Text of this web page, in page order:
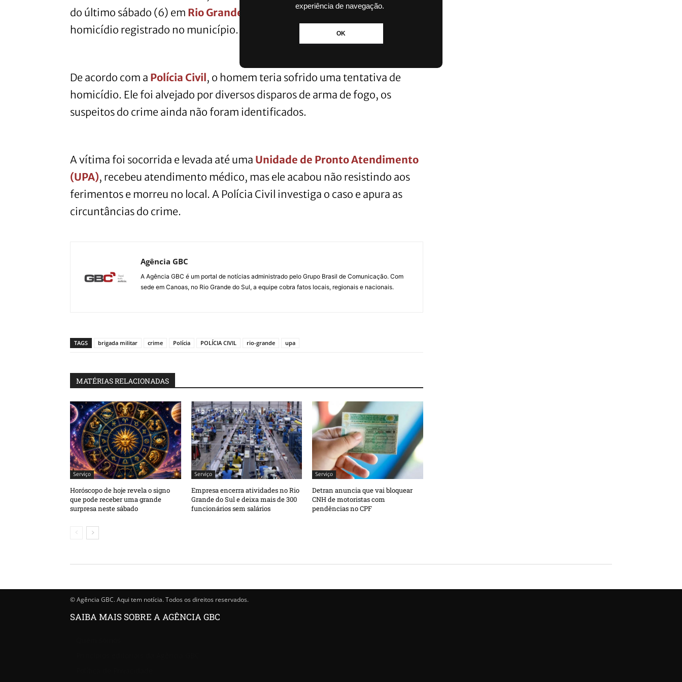
experiência de navegação.
OK
do último sábado (6) em Rio Grande
, litoral sul do estado. Este é 12°
homicídio registrado no município.
De acordo com a Polícia Civil, o homem teria sofrido uma tentativa de
homicídio. Ele foi alvejado por diversos disparos de arma de fogo, os
suspeitos do crime ainda não foram identificados.
A vítima foi socorrida e levada até uma Unidade de Pronto Atendimento
(UPA), recebeu atendimento médico, mas ele acabou não resistindo aos
ferimentos e morreu no local. A Polícia Civil investiga o caso e apura as
circuntâncias do crime.
Agência GBC
A Agência GBC é um portal de notícias administrado pelo Grupo Brasil de Comunicação. Com
sede em Canoas, no Rio Grande do Sul, a equipe cobra fatos locais, regionais e nacionais.
TAGS brigada militar crime Polícia POLÍCIA CIVIL rio-grande upa
MATÉRIAS RELACIONADAS
Serviço
Horóscopo de hoje revela o signo
que pode receber uma grande
surpresa neste sábado
Serviço
Empresa encerra atividades no Rio
Grande do Sul e deixa mais de 300
funcionários sem salários
Serviço
Detran anuncia que vai bloquear
CNH de motoristas com
pendências no CPF
© Agência GBC. Aqui tem notícia. Todos os direitos reservados.
SAIBA MAIS SOBRE A AGÊNCIA GBC